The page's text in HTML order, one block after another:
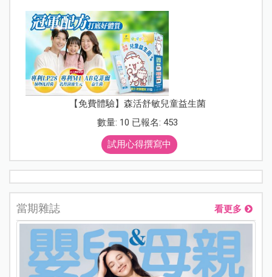
【免費體驗】森活舒敏兒童益生菌
數量: 10 已報名: 453
試用心得撰寫中
當期雜誌 看更多